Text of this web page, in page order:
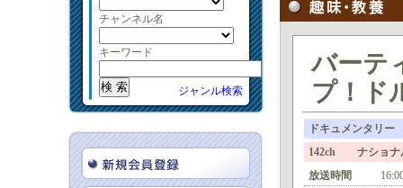
チャンネル名
キーワード
ジャンル検索
バーテ
プ！ド
ドキュメンタリー
142ch ナショナ
放送時間